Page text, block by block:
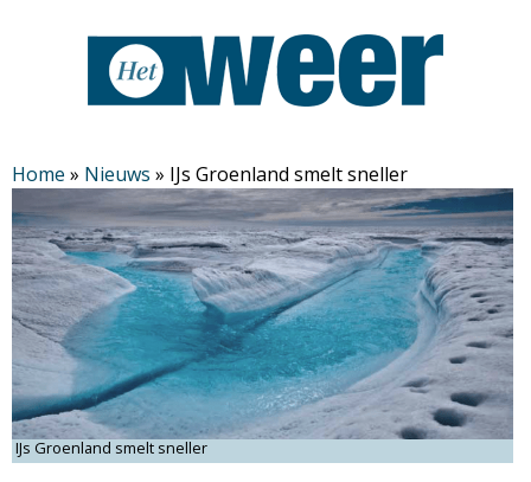
en
naar
algemene
inhoud
gaan
H
e
t
W
e
e
Home » Nieuws » IJs Groenland smelt sneller
IJs Groenland smelt sneller